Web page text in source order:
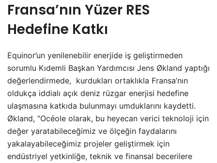
Fransa’nın Yüzer RES
Hedefine Katkı
Equinor’un yenilenebilir enerjide iş geliştirmeden
sorumlu Kıdemli Başkan Yardımcısı Jens Økland yaptığı
değerlendirmede, kurdukları ortaklıkla Fransa’nın
oldukça iddialı açık deniz rüzgar enerjisi hedefine
ulaşmasına katkıda bulunmayı umduklarını kaydetti.
Økland, “Océole olarak, bu heyecan verici teknoloji için
değer yaratabileceğimiz ve ölçeğin faydalarını
yakalayabileceğimiz projeler geliştirmek için
endüstriyel yetkinliğe, teknik ve finansal becerilere